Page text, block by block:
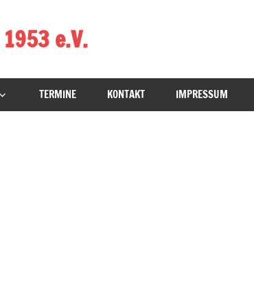
e.V.
TERMINE KONTAKT IMPRESSUM